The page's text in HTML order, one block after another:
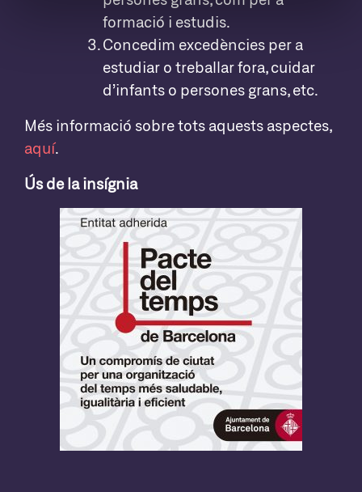
formació i estudis.
Concedim excedències per a
estudiar o treballar fora, cuidar
d’infants o persones grans, etc.
Més informació sobre tots aquests aspectes,
aquí.
Ús de la insígnia